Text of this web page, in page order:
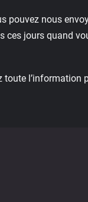
pouvez nous
jours quand
l’information